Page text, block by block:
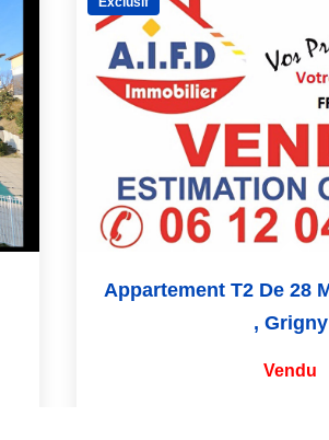
, Grigny
Vendu